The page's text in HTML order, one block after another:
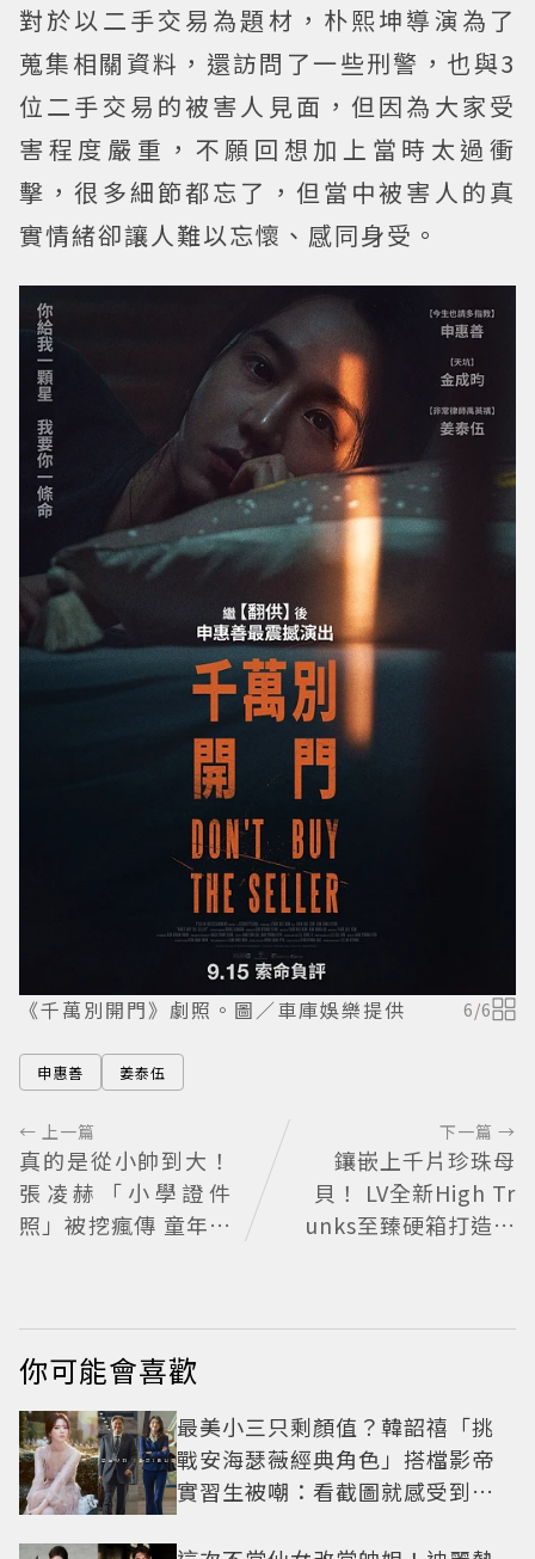
對於以二手交易為題材，朴熙坤導演為了
蒐集相關資料，還訪問了一些刑警，也與3
位二手交易的被害人見面，但因為大家受
害程度嚴重，不願回想加上當時太過衝
擊，很多細節都忘了，但當中被害人的真
實情緒卻讓人難以忘懷、感同身受。
《千萬別開門》劇照。圖／車庫娛樂提供 6/6
申惠善 姜泰伍
← 上一篇
真的是從小帥到大！
張凌赫「小學證件
照」被挖瘋傳 童年到
大
下一篇 →
鑲嵌上千片珍珠母
貝！ LV全新High Tr
unks至臻硬箱打造奢
你可能會喜歡
最美小三只剩顏值？韓韶禧「挑
戰安海瑟薇經典角色」搭檔影帝
實習生被嘲：看截圖就感受到演